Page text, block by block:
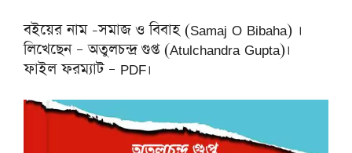
বইয়ের নাম -সমাজ ও বিবাহ (Samaj O Bibaha) ।
লিখেছেন – অতুলচন্দ্র গুপ্ত (Atulchandra Gupta)।
ফাইল ফরম্যাট – PDF।